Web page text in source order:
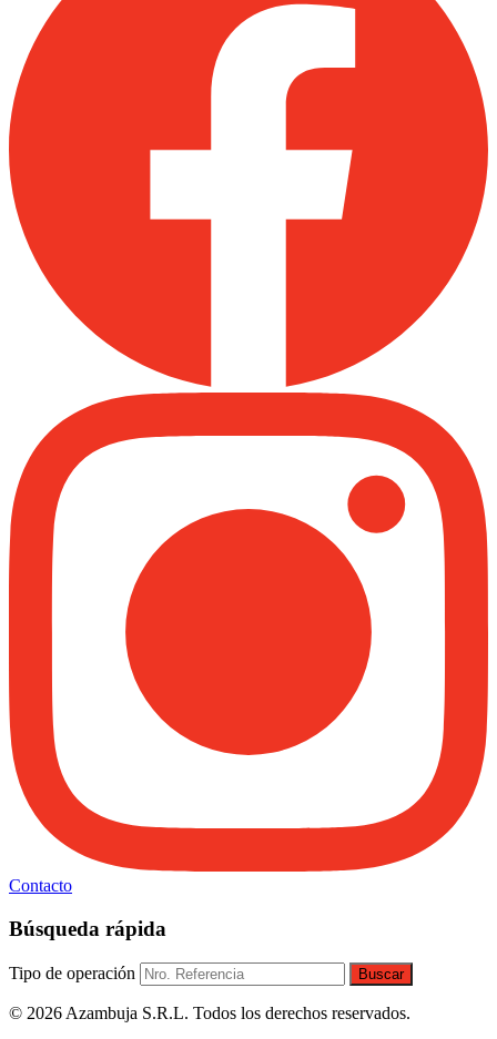
Contacto
Búsqueda rápida
Tipo de operación Buscar
© 2026 Azambuja S.R.L. Todos los derechos reservados.